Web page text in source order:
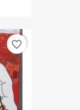
favorite_border